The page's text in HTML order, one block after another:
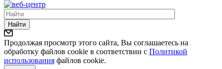
Найти
Продолжая просмотр этого сайта, Вы соглашаетесь на
обработку файлов cookie в соответствии с Политикой
использования файлов cookie.